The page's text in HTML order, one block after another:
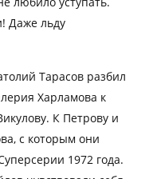
Даже льду
Тарасов разбил
Харламова к
К Петрову и
с которым они
1972 года.